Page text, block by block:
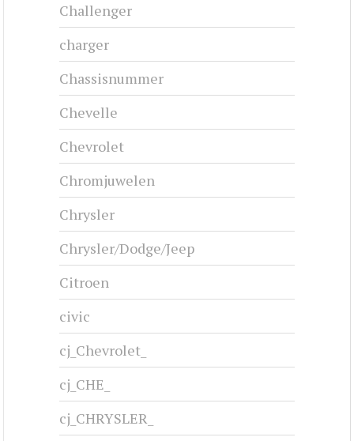
Challenger
charger
Chassisnummer
Chevelle
Chevrolet
Chromjuwelen
Chrysler
Chrysler/Dodge/Jeep
Citroen
civic
cj_Chevrolet_
cj_CHE_
cj_CHRYSLER_